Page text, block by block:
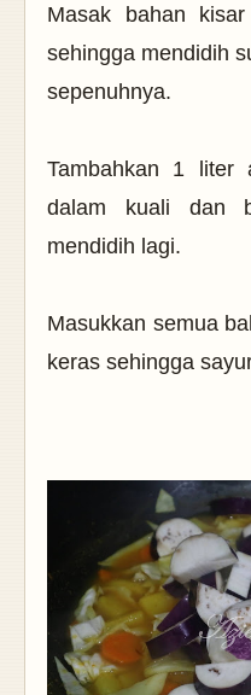
Masak bahan
sehingga mendidih
sepenuhnya.
Tambahkan 1 liter
dalam kuali dan
mendidih lagi.
Masukkan semua
keras sehingga